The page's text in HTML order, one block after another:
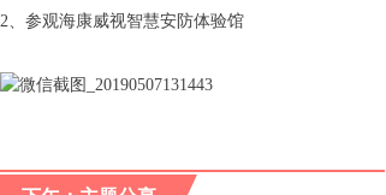
2、参观海康威视智慧安防体验馆